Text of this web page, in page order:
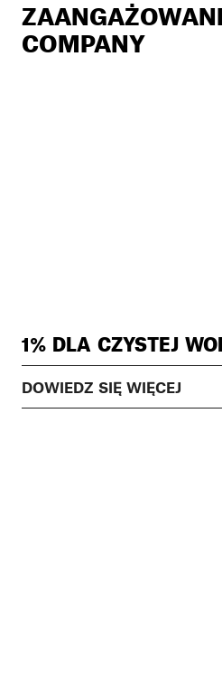
COMPANY
1% DLA CZYSTEJ
DOWIEDZ SIĘ WIĘCEJ